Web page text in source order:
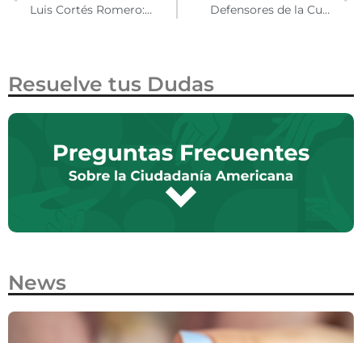
Luis Cortés Romero: El Dreamer defensor de DACA ante la Corte Suprema Defensores de la Cuenca y Abel Olivo reciben premio por sus labores a favor de la conservación
Resuelve tus Dudas
News